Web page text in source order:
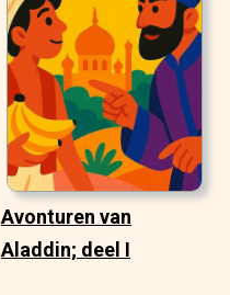
Avonturen van
Aladdin; deel I